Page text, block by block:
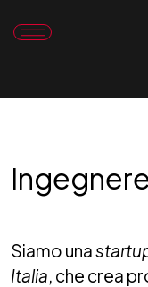
Siamo una
Italia, che crea